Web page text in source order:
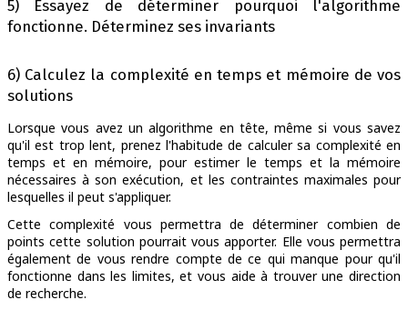
5) Essayez de déterminer pourquoi l'algorithme
fonctionne. Déterminez ses invariants
6) Calculez la complexité en temps et mémoire de vos
solutions
Lorsque vous avez un algorithme en tête, même si vous savez
qu'il est trop lent, prenez l'habitude de calculer sa complexité en
temps et en mémoire, pour estimer le temps et la mémoire
nécessaires à son exécution, et les contraintes maximales pour
lesquelles il peut s'appliquer.
Cette complexité vous permettra de déterminer combien de
points cette solution pourrait vous apporter. Elle vous permettra
également de vous rendre compte de ce qui manque pour qu'il
fonctionne dans les limites, et vous aide à trouver une direction
de recherche.